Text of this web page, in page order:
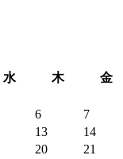
水 木 金
6 7
13 14
20 21